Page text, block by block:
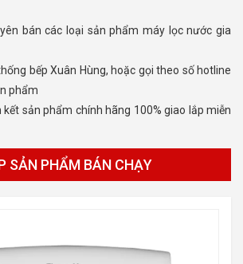
phẩm
SẢN PHẨM BÁN CHẠY